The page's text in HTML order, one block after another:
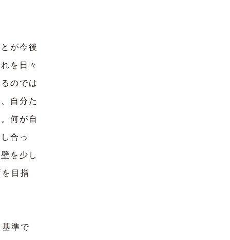
が今後
を日々
のでは
自分た
何が自
合っ
を少し
目指
準で